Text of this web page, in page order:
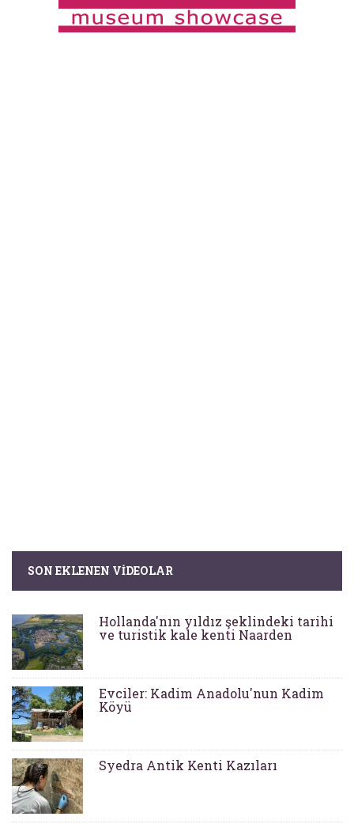
SON EKLENEN VIDEOLAR
Hollanda'nın yıldız şeklindeki tarihi
ve turistik kale kenti Naarden
Evciler: Kadim Anadolu'nun Kadim
Köyü
Syedra Antik Kenti Kazıları